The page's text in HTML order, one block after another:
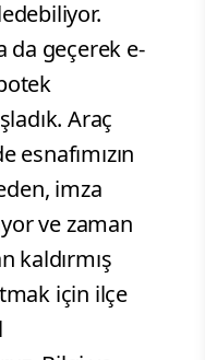
da geçerek e-
Araç
imza
ve zaman
kaldırmış
için ilçe